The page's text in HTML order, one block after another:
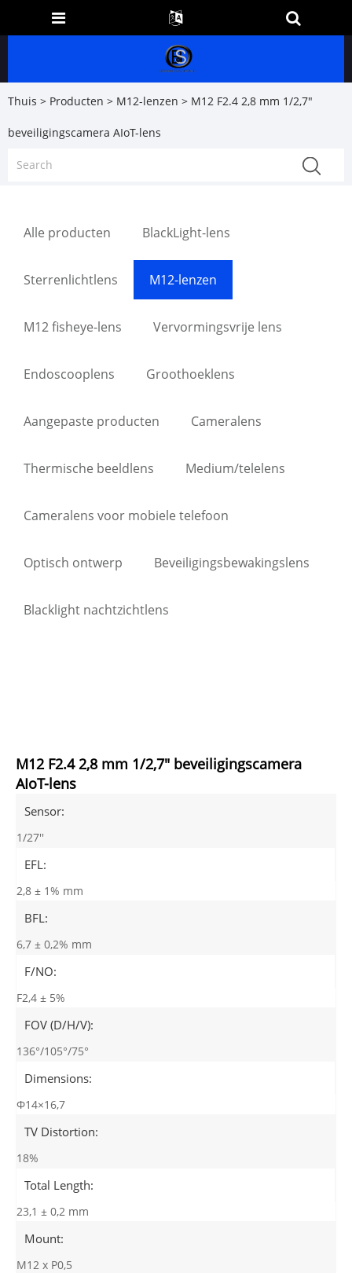
Thuis > Producten > M12-lenzen > M12 F2.4 2,8 mm 1/2,7"
beveiligingscamera AIoT-lens
Alle producten BlackLight-lens
Sterrenlichtlens M12-lenzen
M12 fisheye-lens Vervormingsvrije lens
Endoscooplens Groothoeklens
Aangepaste producten Cameralens
Thermische beeldlens Medium/telelens
Cameralens voor mobiele telefoon
Optisch ontwerp Beveiligingsbewakingslens
Blacklight nachtzichtlens
M12 F2.4 2,8 mm 1/2,7" beveiligingscamera
AIoT-lens
Sensor:
1/27''
EFL:
2,8 ± 1% mm
BFL:
6,7 ± 0,2% mm
F/NO:
F2,4 ± 5%
FOV (D/H/V):
136°/105°/75°
Dimensions:
Φ14×16,7
TV Distortion:
18%
Total Length:
23,1 ± 0,2 mm
Mount:
M12 x P0,5